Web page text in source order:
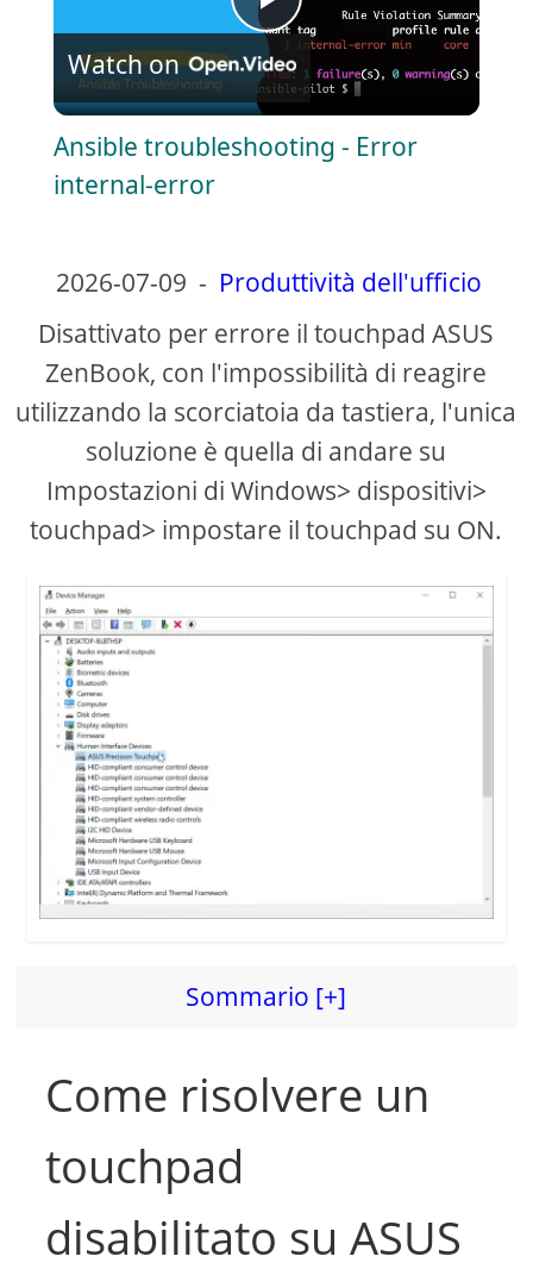
P
l
V
i
d
e
o
Watch on
Ansible troubleshooting - Error
internal-error
2026-07-09 - Produttività dell'ufficio
Disattivato per errore il touchpad ASUS
ZenBook, con l'impossibilità di reagire
utilizzando la scorciatoia da tastiera, l'unica
soluzione è quella di andare su
Impostazioni di Windows> dispositivi>
touchpad> impostare il touchpad su ON.
Sommario [+]
Come risolvere un
touchpad
disabilitato su ASUS